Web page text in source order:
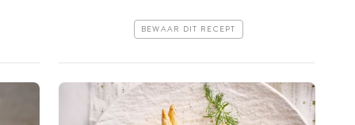
BEWAAR DIT RECEPT